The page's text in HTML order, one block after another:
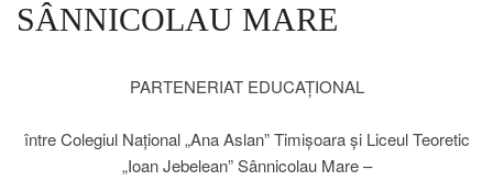
SÂNNICOLAU MARE
PARTENERIAT EDUCAȚIONAL
între Colegiul Național „Ana Aslan” Timișoara și Liceul Teoretic
„Ioan Jebelean” Sânnicolau Mare –